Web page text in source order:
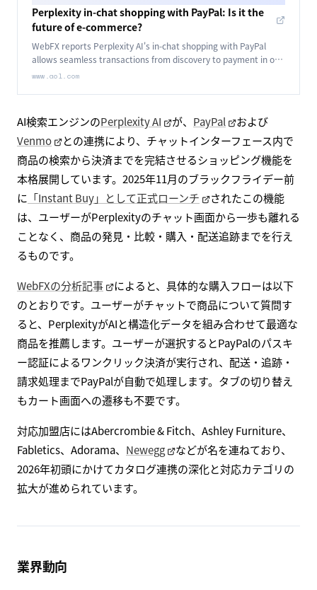
Perplexity in-chat shopping with PayPal: Is it the
future of e-commerce?
WebFX reports Perplexity AI's in-chat shopping with PayPal
allows seamless transactions from discovery to payment in one
thread, redefining e-commerce.
www.aol.com
AI検索エンジンのPerplexity AI が、 PayPal
および
Venmo
との連携により、チャットインターフェース内で
商品の検索から決済までを完結させるショッピング機能を
本格展開しています。2025年11月のブラックフライデー前
に 「Instant Buy」として正式ローンチ
されたこの機能
は、ユーザーがPerplexityのチャット画面から一歩も離れる
ことなく、商品の発見・比較・購入・配送追跡までを行え
るものです。
WebFXの分析記事
によると、具体的な購入フローは以下
のとおりです。ユーザーがチャットで商品について質問す
ると、PerplexityがAIと構造化データを組み合わせて最適な
商品を推薦します。ユーザーが選択するとPayPalのパスキ
ー認証によるワンクリック決済が実行され、配送・追跡・
請求処理までPayPalが自動で処理します。タブの切り替え
もカート画面への遷移も不要です。
対応加盟店にはAbercrombie & Fitch、Ashley Furniture、
Fabletics、Adorama、 Newegg
などが名を連ねており、
2026年初頭にかけてカタログ連携の深化と対応カテゴリの
拡大が進められています。
業界動向